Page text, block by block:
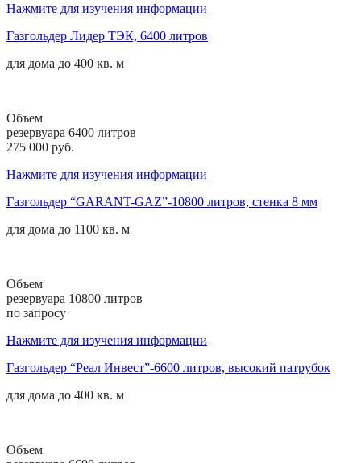
Нажмите для изучения информации
Газгольдер Лидер ТЭК, 6400 литров
для дома до 400 кв. м
Объем
резервуара 6400 литров
275 000 руб.
Нажмите для изучения информации
Газгольдер “GARANT-GAZ”-10800 литров, стенка 8 мм
для дома до 1100 кв. м
Объем
резервуара 10800 литров
по запросу
Нажмите для изучения информации
Газгольдер “Реал Инвест”-6600 литров, высокий патрубок
для дома до 400 кв. м
Объем